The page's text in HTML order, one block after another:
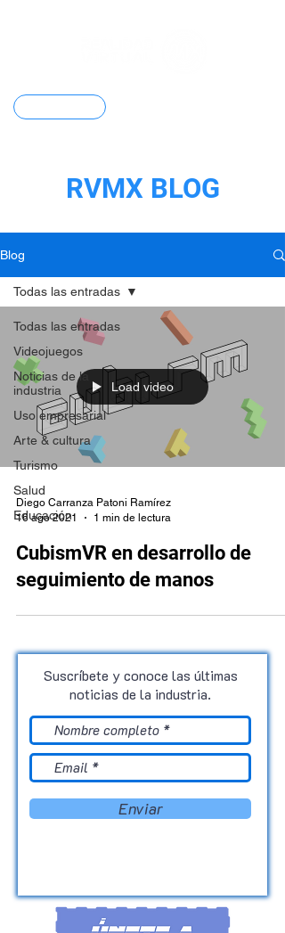
RVMX BLOG
Blog
Todas las entradas
Videojuegos
Noticias de la
industria
Uso empresarial
Arte & cultura
Turismo
Salud
Educación
Todas las entradas
Load video
Diego Carranza Patoni Ramírez
16 ago 2021
1 min de lectura
CubismVR en desarrollo de
seguimiento de manos
Suscríbete y conoce las últimas
noticias de la industria.
Enviar